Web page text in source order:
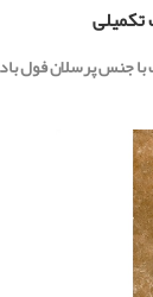
تکمیلی